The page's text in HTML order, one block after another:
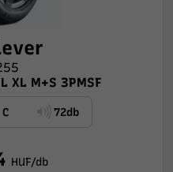
XL M+S 3PMSF
C 72db
HUF/db